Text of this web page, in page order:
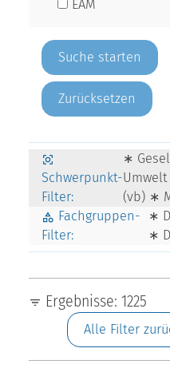
EAM
Zurücksetzen
Schwerpunkt-
Filter:
∗
(vb) ∗
Fachgruppen-
Filter:
∗
∗
Ergebnisse: 1225
Alle Filter